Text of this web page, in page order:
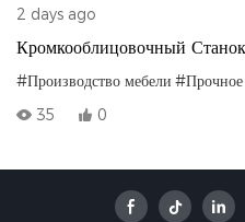
2 days ago
Кромкооблицовочный
Направляющих И Тяжелых
#Производство мебели #Прочное
35
0